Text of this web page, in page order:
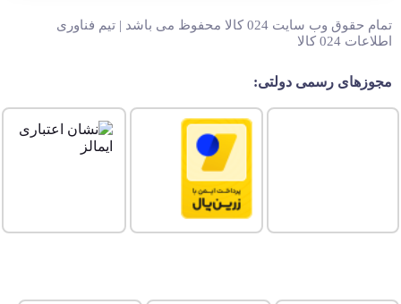
تمام حقوق وب سایت 024 کالا محفوظ می باشد | تیم فناوری
اطلاعات 024 کالا
مجوزهای رسمی دولتی: